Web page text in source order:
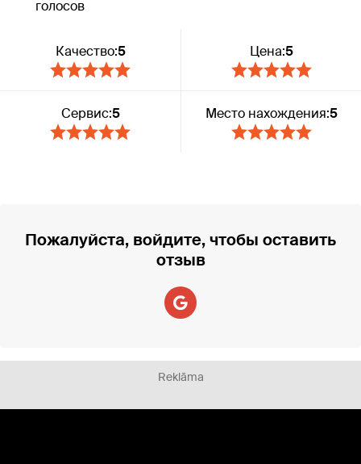
голосов
Качество:5 Цена:5
Сервис:5 Место нахождения:5
Пожалуйста, войдите, чтобы оставить
отзыв
Reklāma